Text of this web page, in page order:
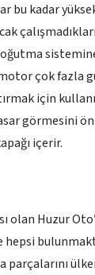
bu kadar
çok fazla
için
görmesini
içerir.
olan Huzur
hepsi
parçalarını